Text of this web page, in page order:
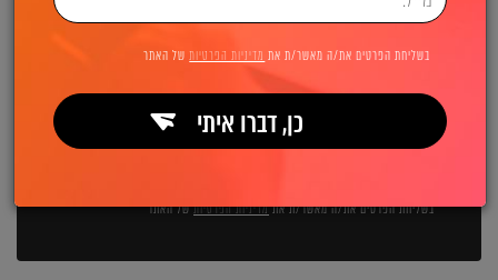
בשליחת הפרטים את/ה מאשר/ת אתמדיניות הפרטיותשל האתר
בשליחת הפרטים את/ה מאשר/ת את מדיניות הפרטיותשל האתר
כן, דברו איתי